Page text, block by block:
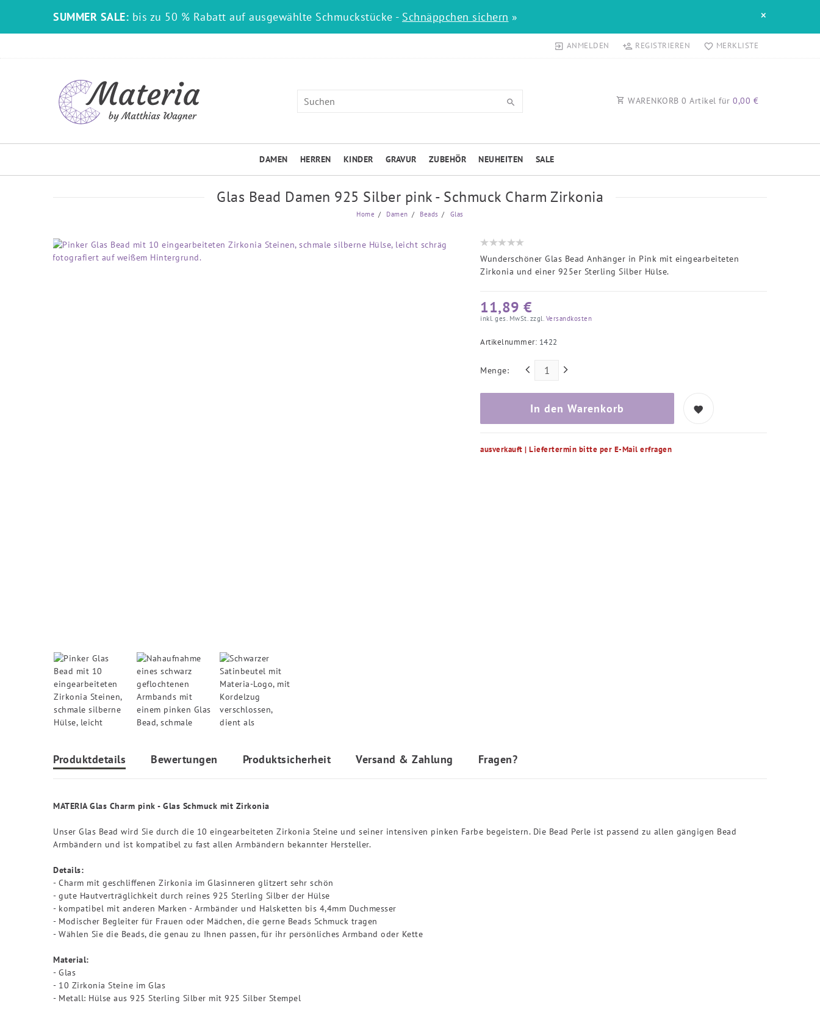
SUMMER SALE: bis zu 50 % Rabatt auf ausgewählte Schmuckstücke - Schnäppchen sichern » ×
ANMELDEN REGISTRIEREN MERKLISTE
WARENKORB 0 Artikel für 0,00 €
DAMEN HERREN KINDER GRAVUR ZUBEHÖR NEUHEITEN SALE
Glas Bead Damen 925 Silber pink - Schmuck Charm Zirkonia
Home Damen Beads Glas
Wunderschöner Glas Bead Anhänger in Pink mit eingearbeiteten
Zirkonia und einer 925er Sterling Silber Hülse.
11,89 €
inkl. ges. MwSt. zzgl.Versandkosten
Artikelnummer: 1422
Menge:
In den Warenkorb
ausverkauft | Liefertermin bitte per E-Mail erfragen
Produktdetails Bewertungen Produktsicherheit Versand & Zahlung Fragen?
MATERIA Glas Charm pink - Glas Schmuck mit Zirkonia
Unser Glas Bead wird Sie durch die 10 eingearbeiteten Zirkonia Steine und seiner intensiven pinken Farbe begeistern. Die Bead Perle ist passend zu allen gängigen Bead
Armbändern und ist kompatibel zu fast allen Armbändern bekannter Hersteller.
Details:
- Charm mit geschliffenen Zirkonia im Glasinneren glitzert sehr schön
- gute Hautverträglichkeit durch reines 925 Sterling Silber der Hülse
- kompatibel mit anderen Marken - Armbänder und Halsketten bis 4,4mm Duchmesser
- Modischer Begleiter für Frauen oder Mädchen, die gerne Beads Schmuck tragen
- Wählen Sie die Beads, die genau zu Ihnen passen, für ihr persönliches Armband oder Kette
Material:
- Glas
- 10 Zirkonia Steine im Glas
- Metall: Hülse aus 925 Sterling Silber mit 925 Silber Stempel